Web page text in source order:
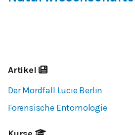
Artikel
Der Mordfall Lucie Berlin
Forensische Entomologie